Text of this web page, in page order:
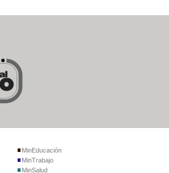
MinEducación
MinTrabajo
MinSalud